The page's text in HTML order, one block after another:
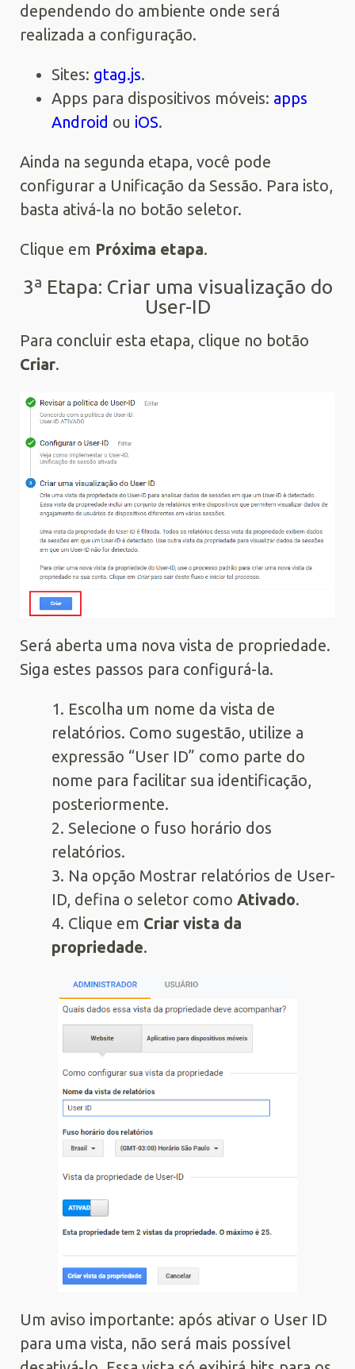
dependendo do ambiente onde será
realizada a configuração.
Sites: gtag.js.
Apps para dispositivos móveis: apps
Android ou iOS.
Ainda na segunda etapa, você pode
configurar a Unificação da Sessão. Para isto,
basta ativá-la no botão seletor.
Clique em Próxima etapa.
3ª Etapa: Criar uma visualização do
User-ID
Para concluir esta etapa, clique no botão
Criar.
Será aberta uma nova vista de propriedade.
Siga estes passos para configurá-la.
1. Escolha um nome da vista de
relatórios. Como sugestão, utilize a
expressão “User ID” como parte do
nome para facilitar sua identificação,
posteriormente.
2. Selecione o fuso horário dos
relatórios.
3. Na opção Mostrar relatórios de User-
ID, defina o seletor como Ativado.
4. Clique em Criar vista da
propriedade.
Um aviso importante: após ativar o User ID
para uma vista, não será mais possível